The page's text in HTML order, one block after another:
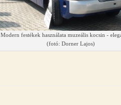
Modern festékek használata muzeális kocsin -
(fotó: Dorner Lajos)